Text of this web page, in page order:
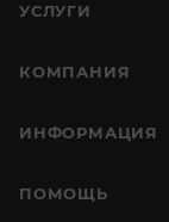
УСЛУГИ
КОМПАНИЯ
ИНФОРМАЦИЯ
ПОМОЩЬ